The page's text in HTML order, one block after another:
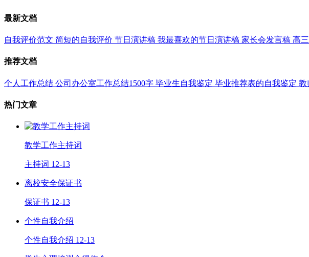
最新文档
自我评价范文 简短的自我评价 节日演讲稿 我最喜欢的节日演讲稿 家长会发言稿 高
推荐文档
个人工作总结 公司办公室工作总结1500字 毕业生自我鉴定 毕业推荐表的自我鉴定 教
热门文章
教学工作主持词
主持词 12-13
离校安全保证书
保证书 12-13
个性自我介绍
个性自我介绍 12-13